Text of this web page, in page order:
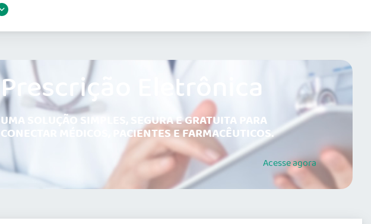
Prescrição Eletrônica
UMA SOLUÇÃO SIMPLES, SEGURA E GRATUITA PARA
CONECTAR MÉDICOS, PACIENTES E FARMACÊUTICOS.
Acesseagora